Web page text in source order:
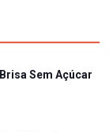
Sem Açúcar